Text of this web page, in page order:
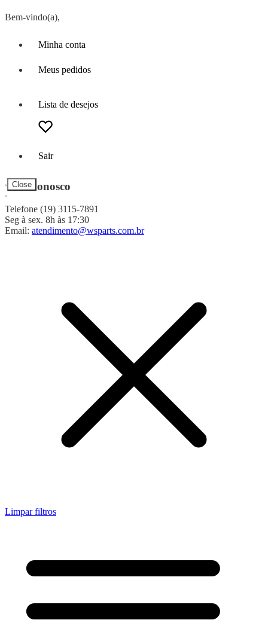
Bem-vindo(a),
Minha conta
Meus pedidos
Lista de desejos
Sair
Close
Fale Conosco
Telefone (19) 3115-7891
Seg à sex. 8h às 17:30
Email: atendimento@wsparts.com.br
Limpar filtros